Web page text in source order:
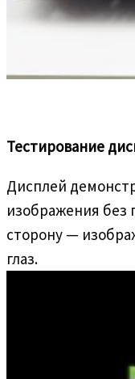
Тестирование
Дисплей
изображения без
сторону —
глаз.